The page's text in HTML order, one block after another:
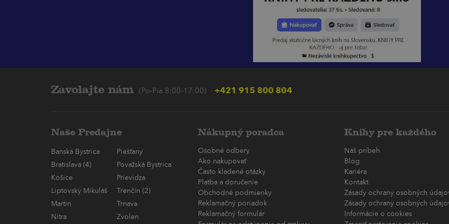
Zavolajte nám (Po-Pia 8:00-17:00) +421 915 800 804
Naše Predajne
Banská Bystrica
Piešťany
Bratislava (4)
Považská Bystrica
Košice
Prievidza
Liptovský Mikuláš
Trenčín (2)
Martin
Trnava
Nitra
Zvolen
Nákupný poradca
Osobné odbery
Ako nakupovať
Často kladené otázky
Platba a doručenie
Obchodné podmienky
Reklamačný poriadok
Reklamačný formulár
Knihy pre každého
Náš príbeh
Blog
Kariéra
Kontakt
Zásady ochrany osobných
Zásady ochrany osobných
Informácie o cookies